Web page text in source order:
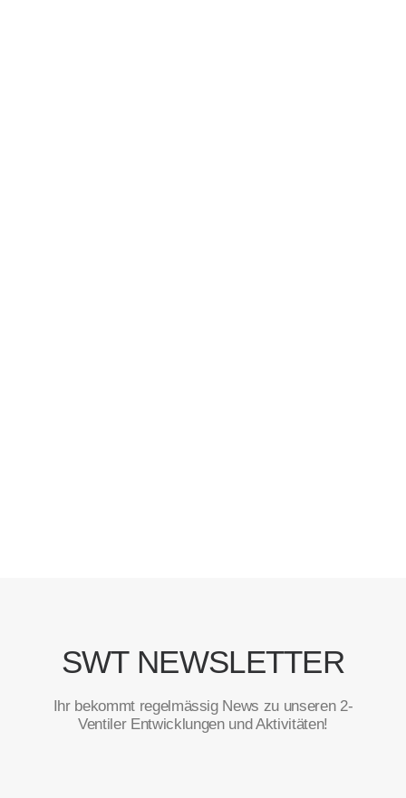
SWT NEWSLETTER
Ihr bekommt regelmässig News zu unseren 2-
Ventiler Entwicklungen und Aktivitäten!